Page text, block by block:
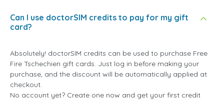
Can I use doctorSIM credits to pay for my gift
card?
Absolutely! doctorSIM credits can be used to purchase Free
Fire Tschechien gift cards. Just log in before making your
purchase, and the discount will be automatically applied at
checkout.
No account yet? Create one now and get your first credit